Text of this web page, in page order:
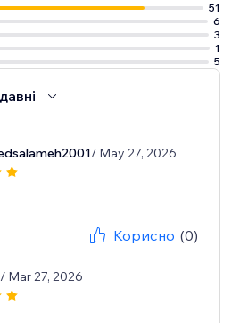
51
6
3
1
5
/ May 27, 2026
Корисно (0)
/ Mar 27, 2026